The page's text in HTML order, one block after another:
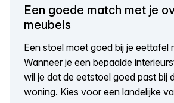
Een goede match met je
meubels
Een stoel moet goed bij je eettafel
Wanneer je een bepaalde
wil je dat de eetstoel goed past bij
woning. Kies voor een landelijke